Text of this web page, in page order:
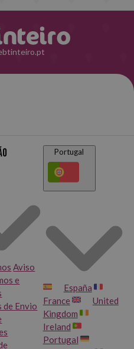
Aviso
e
de Envio
Portugal
España
France
United
Kingdom
Ireland
Portugal